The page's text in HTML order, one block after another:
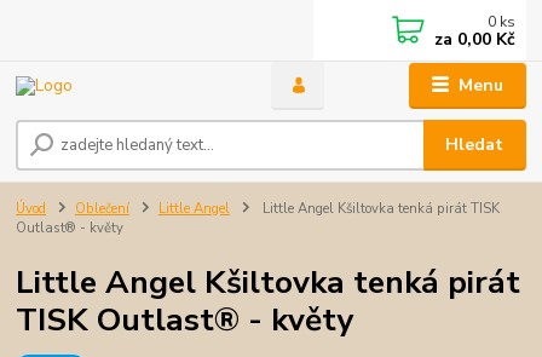
Menu
Hledat
0 ks
za 0,00 Kč
Úvod Oblečení Little Angel
Little Angel Kšiltovka tenká pirát TISK
Outlast® - květy
Little Angel Kšiltovka tenká pirát
TISK Outlast® - květy